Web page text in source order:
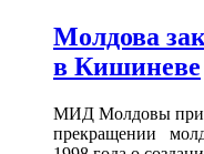
Молдова
в Кишиневе
МИД Молдовы
прекращении